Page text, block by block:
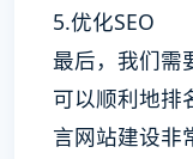
5.优化SEO
最后，我们需
可以顺利地排
言网站建设非